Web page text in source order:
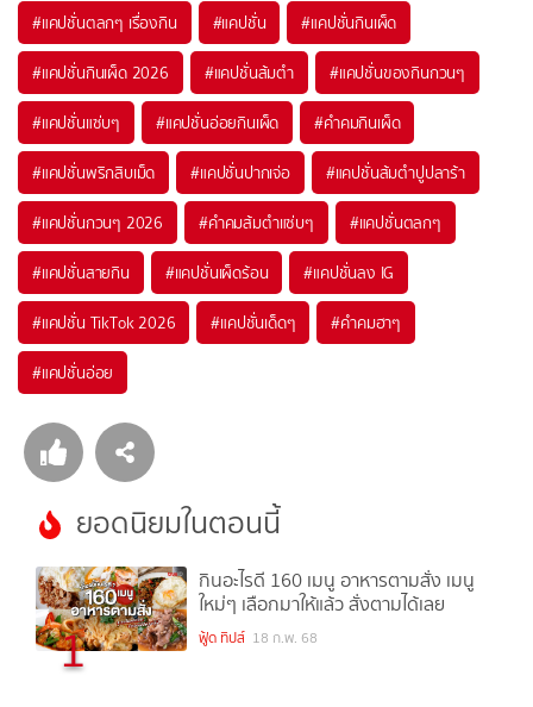
#แคปชั่นตลกๆ เรื่องกิน #แคปชั่น #แคปชั่นกินเผ็ด
#แคปชั่นกินเผ็ด 2026 #แคปชั่นส้มตำ #แคปชั่นของกินกวนๆ
#แคปชั่นแซ่บๆ #แคปชั่นอ่อยกินเผ็ด #คำคมกินเผ็ด
#แคปชั่นพริกสิบเม็ด #แคปชั่นปากเจ่อ #แคปชั่นส้มตำปูปลาร้า
#แคปชั่นกวนๆ 2026 #คำคมส้มตำแซ่บๆ #แคปชั่นตลกๆ
#แคปชั่นสายกิน #แคปชั่นเผ็ดร้อน #แคปชั่นลง IG
#แคปชั่น TikTok 2026 #แคปชั่นเด็ดๆ #คำคมฮาๆ
#แคปชั่นอ่อย
ยอดนิยมในตอนนี้
1
กินอะไรดี 160 เมนู อาหารตามสั่ง เมนู
ใหม่ๆ เลือกมาให้แล้ว สั่งตามได้เลย
ฟู้ด ทิปส์ 18 ก.พ. 68